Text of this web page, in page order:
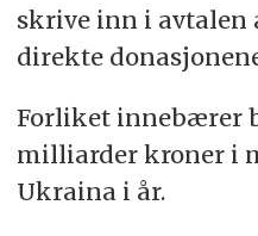
skrive inn i avtalen
direkte
Forliket innebærer
milliarder kroner i
Ukraina i år.